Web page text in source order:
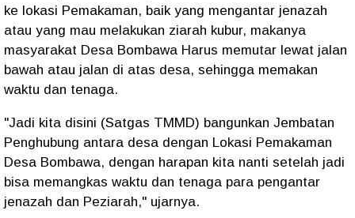
ke lokasi Pemakaman, baik yang mengantar jenazah
atau yang mau melakukan ziarah kubur, makanya
masyarakat Desa Bombawa Harus memutar lewat jalan
bawah atau jalan di atas desa, sehingga memakan
waktu dan tenaga.
"Jadi kita disini (Satgas TMMD) bangunkan Jembatan
Penghubung antara desa dengan Lokasi Pemakaman
Desa Bombawa, dengan harapan kita nanti setelah jadi
bisa memangkas waktu dan tenaga para pengantar
jenazah dan Peziarah," ujarnya.